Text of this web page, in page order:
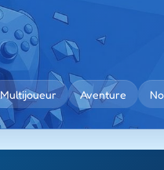
Multijoueur Aventure